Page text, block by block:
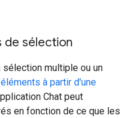
de sélection
sélection multiple ou un
à partir d'une
Chat peut
en fonction de ce que les